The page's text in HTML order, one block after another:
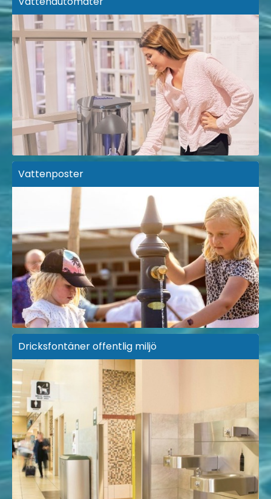
Vattenposter
Dricksfontäner offentlig miljö